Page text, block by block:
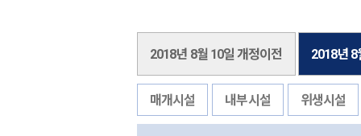
2018년 8월 10일 개정이전 2018년 8
매개시설 내부시설 위생시설